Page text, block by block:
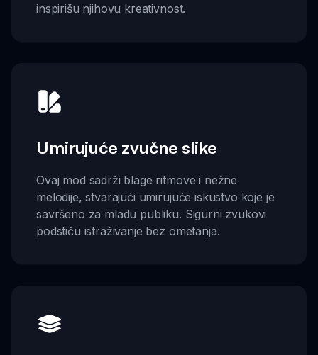
inspirišu njihovu kreativnost.
Umirujuće zvučne slike
Ovaj mod sadrži blage ritmove i nežne
melodije, stvarajući umirujuće iskustvo koje je
savršeno za mladu publiku. Sigurni zvukovi
podstiču istraživanje bez ometanja.